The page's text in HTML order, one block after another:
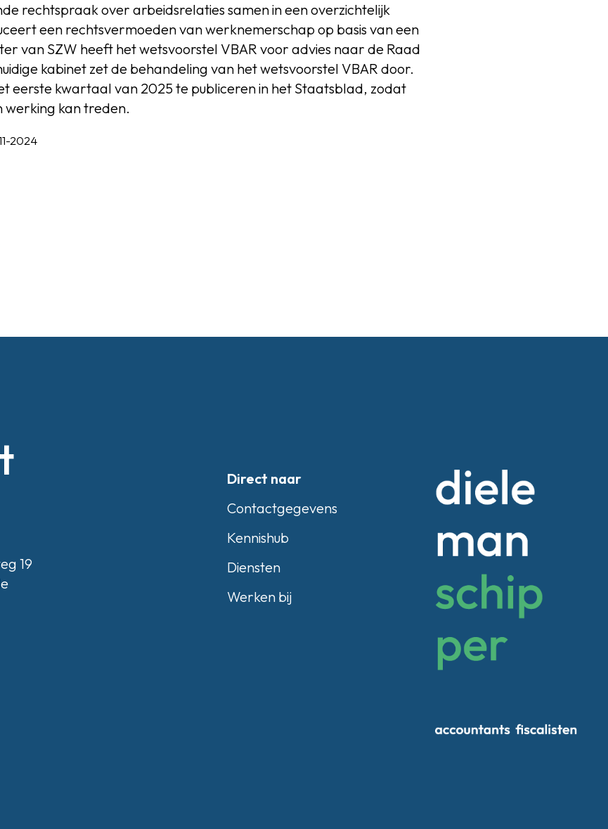
rechtspraak over arbeidsrelaties samen in een overzichtelijk
een rechtsvermoeden van werknemerschap op basis van een
van SZW heeft het wetsvoorstel VBAR voor advies naar de Raad
kabinet zet de behandeling van het wetsvoorstel VBAR door.
eerste kwartaal van 2025 te publiceren in het Staatsblad, zodat
werking kan treden.
2024
19
Direct naar
Contactgegevens
Kennishub
Diensten
Werken bij